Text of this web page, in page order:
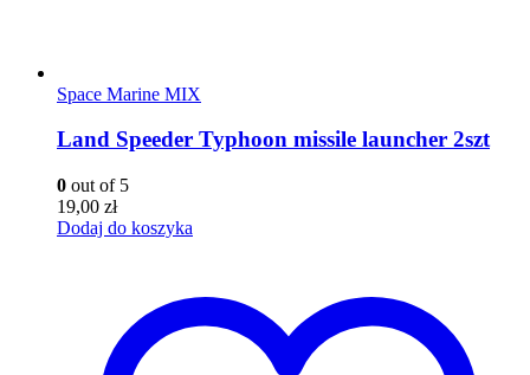
Space Marine MIX
Land Speeder Typhoon missile launcher 2szt
0 out of 5
19,00 zł
Dodaj do koszyka